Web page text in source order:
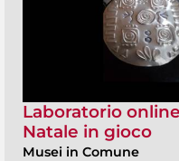
Laboratorio
Natale in gioco
Musei in Comune